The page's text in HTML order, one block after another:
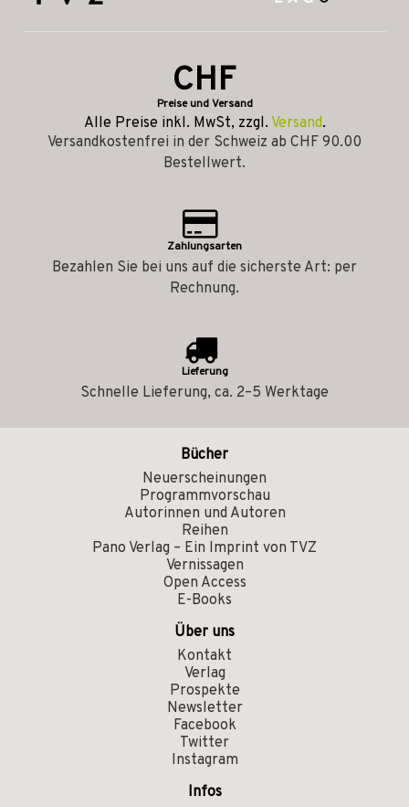
CHF
Preise und Versand
Alle Preise inkl. MwSt, zzgl. Versand.
Versandkostenfrei in der Schweiz ab CHF 90.00
Bestellwert.
Zahlungsarten
Bezahlen Sie bei uns auf die sicherste Art: per
Rechnung.
Lieferung
Schnelle Lieferung, ca. 2–5 Werktage
Bücher
Neuerscheinungen
Programmvorschau
Autorinnen und Autoren
Reihen
Pano Verlag – Ein Imprint von TVZ
Vernissagen
Open Access
E-Books
Über uns
Kontakt
Verlag
Prospekte
Newsletter
Facebook
Twitter
Instagram
Infos